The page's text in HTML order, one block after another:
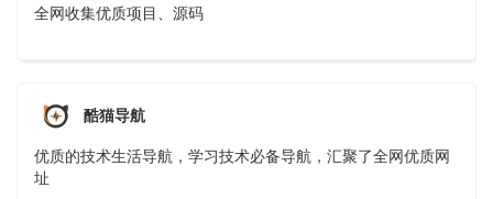
全网收集优质项目、源码
酷猫导航
优质的技术生活导航，学习技术必备导航，汇聚了全网优质网
址